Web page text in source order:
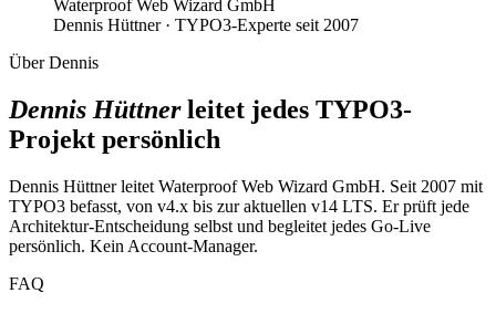
Dennis Hüttner · TYPO3-Experte seit 2007
Über Dennis
Dennis Hüttnerleitet jedes TYPO3-
Projekt persönlich
Dennis Hüttner leitet Waterproof Web Wizard GmbH. Seit 2007 mit
TYPO3 befasst, von v4.x bis zur aktuellen v14 LTS. Er prüft jede
Architektur-Entscheidung selbst und begleitet jedes Go-Live
persönlich. Kein Account-Manager.
FAQ